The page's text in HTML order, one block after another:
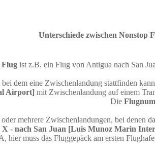
Unterschiede zwischen Nonstop
Flug ist z.B. ein Flug von Antigua nach San
dem eine Zwischenlandung stattfinden
Airport] mit Zwischenlandung auf einem
Die
oder mehrere Zwischenlandungen, bei denen
- nach San Juan [Luis Munoz Marin
hier muss das Fluggepäck am ersten